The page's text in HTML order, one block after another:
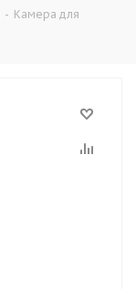
- Камера для